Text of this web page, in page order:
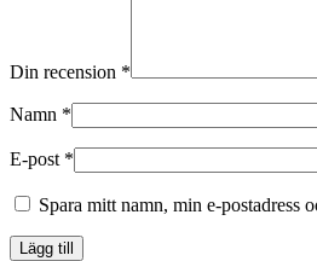
Din recension *
Namn *
E-post *
Spara mitt namn, min e-postadress